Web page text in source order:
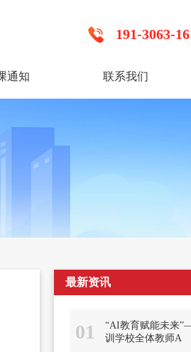
191-3063-
通知 联系我们
最新资讯
01
“AI教育赋能未来
训学校全体教师A